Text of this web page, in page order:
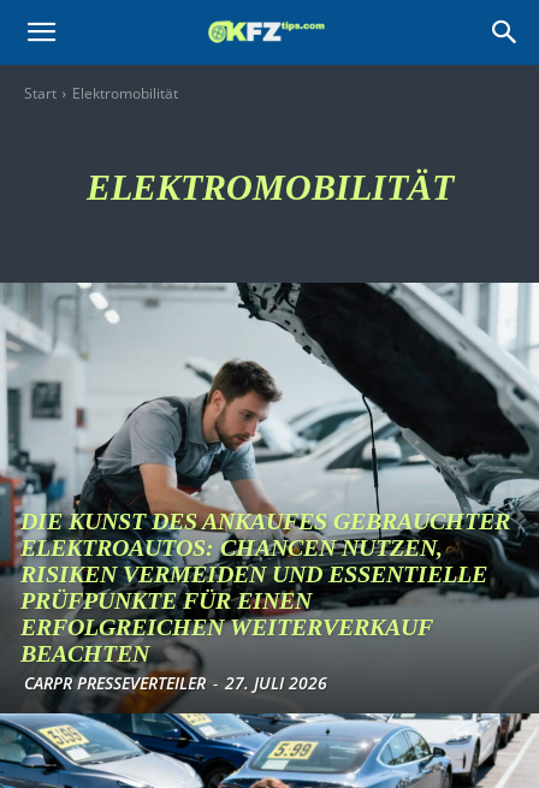
KFZtips.com
Start Elektromobilität
ELEKTROMOBILITÄT
DIE KUNST DES ANKAUFES GEBRAUCHTER
ELEKTROAUTOS: CHANCEN NUTZEN,
RISIKEN VERMEIDEN UND ESSENTIELLE
PRÜFPUNKTE FÜR EINEN
ERFOLGREICHEN WEITERVERKAUF
BEACHTEN
CARPR PRESSEVERTEILER - 27. JULI 2026